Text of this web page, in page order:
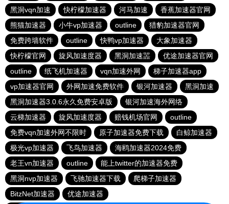
黑洞vqn加速
快柠檬加速器 河马加速
香蕉加速器官网
熊猫加速器
小牛vp加速器 outline
猎豹加速器官网
免费跨墙软件
outline 快鸭vp加速器
大象加速器
快柠檬官网
旋风加速度器 黑洞加速噐
优途加速器官网
outline
纸飞机加速器 vqn加速外网
梯子加速器app
vp加速器官网
外网加速免费软件 银河加速器
黑洞加速
黑洞加速器3.0.6永久免费安卓版
银河加速海外网络
云梯加速器
旋风加速度器 赔钱机场官网
outline
免费vqn加速外网不限时
原子加速器免费下载
白鲸加速器
极光vp加速器
飞鸟加速器
海鸥加速器2024免费
老王vn加速器
outline
能上twitter的加速器免费
黑洞nvp加速器
飞驰加速器下载
爬梯子加速器
BitzNet加速器
优途加速器